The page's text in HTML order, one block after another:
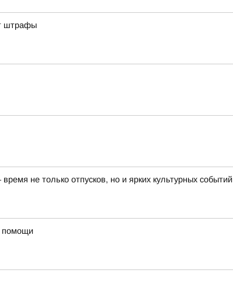
штрафы
не только отпусков, но и ярких культурных событий
помощи